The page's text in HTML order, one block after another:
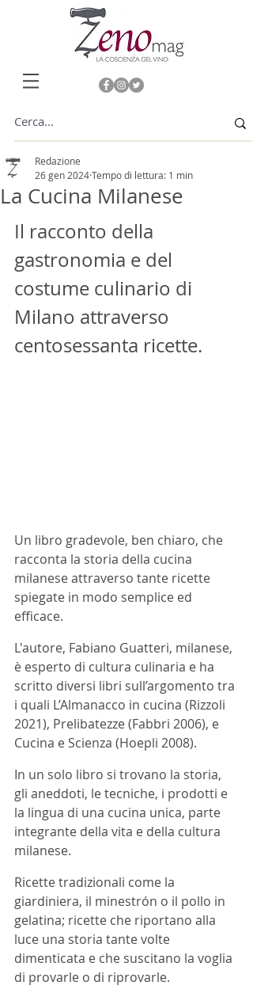
La Cucina Milanese
Redazione
26 gen 2024Tempo di lettura: 1 min
Il racconto della
gastronomia e del
costume culinario di
Milano attraverso
centosessanta ricette.
Un libro gradevole, ben chiaro, che
racconta la storia della cucina
milanese attraverso tante ricette
spiegate in modo semplice ed
efficace.
L'autore, Fabiano Guatteri, milanese,
è esperto di cultura culinaria e ha
scritto diversi libri sull’argomento tra
i quali L’Almanacco in cucina (Rizzoli
2021), Prelibatezze (Fabbri 2006), e
Cucina e Scienza (Hoepli 2008).
In un solo libro si trovano la storia,
gli aneddoti, le tecniche, i prodotti e
la lingua di una cucina unica, parte
integrante della vita e della cultura
milanese.
Ricette tradizionali come la
giardiniera, il minestrón o il pollo in
gelatina; ricette che riportano alla
luce una storia tante volte
dimenticata e che suscitano la voglia
di provarle o di riprovarle.